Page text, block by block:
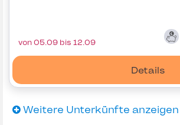
Details
von 05.09 bis 12.09
Weitere Unterkünfte anzeigen